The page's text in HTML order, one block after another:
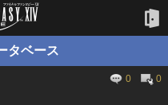
タベース
0 0